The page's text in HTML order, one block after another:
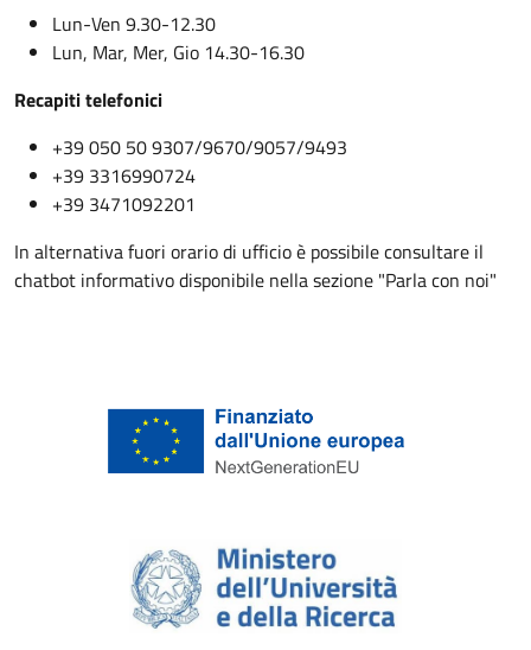
Lun-Ven 9.30-12.30
Lun, Mar, Mer, Gio 14.30-16.30
Recapiti telefonici
+39 050 50 9307/9670/9057/9493
+39 3316990724
+39 3471092201
In alternativa fuori orario di ufficio è possibile consultare il
chatbot informativo disponibile nella sezione "Parla con noi"